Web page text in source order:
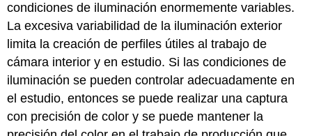
condiciones de iluminación enormemente variables.
La excesiva variabilidad de la iluminación exterior
limita la creación de perfiles útiles al trabajo de
cámara interior y en estudio. Si las condiciones de
iluminación se pueden controlar adecuadamente en
el estudio, entonces se puede realizar una captura
con precisión de color y se puede mantener la